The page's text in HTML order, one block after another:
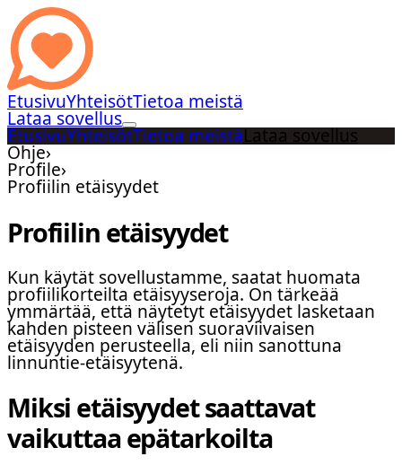
EtusivuYhteisötTietoa meistä
Lataa sovellus
EtusivuYhteisötTietoa meistäLataa sovellus
Ohje›
Profile›
Profiilin etäisyydet
Profiilin etäisyydet
Kun käytät sovellustamme, saatat huomata
profiilikorteilta etäisyyseroja. On tärkeää
ymmärtää, että näytetyt etäisyydet lasketaan
kahden pisteen välisen suoraviivaisen
etäisyyden perusteella, eli niin sanottuna
linnuntie-etäisyytenä.
Miksi etäisyydet saattavat
vaikuttaa epätarkoilta